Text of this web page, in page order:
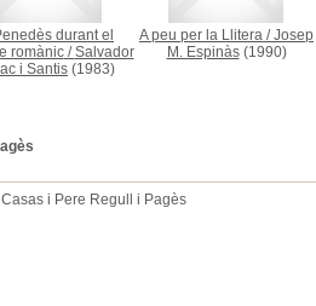
durant el
romànic/Salvador
i Santis (1983)
A peu per la Llitera /Josep
M. Espinàs(1990)
i Pere Regull i Pagès